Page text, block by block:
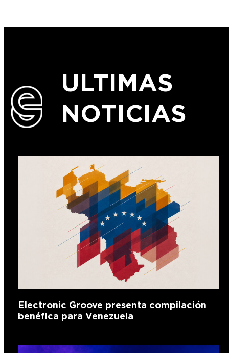
ULTIMAS
NOTICIAS
Electronic Groove presenta compilación
benéfica para Venezuela